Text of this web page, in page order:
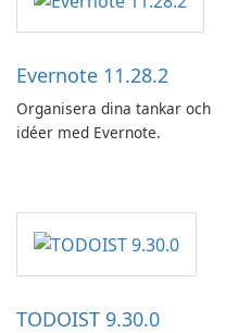
Evernote 11.28.2
Organisera dina tankar och
idéer med Evernote.
TODOIST 9.30.0